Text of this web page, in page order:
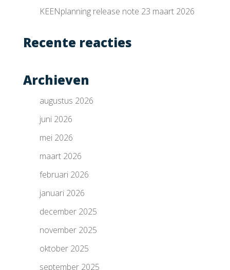
KEENplanning release note 23 maart 2026
Recente reacties
Archieven
augustus 2026
juni 2026
mei 2026
maart 2026
februari 2026
januari 2026
december 2025
november 2025
oktober 2025
september 2025